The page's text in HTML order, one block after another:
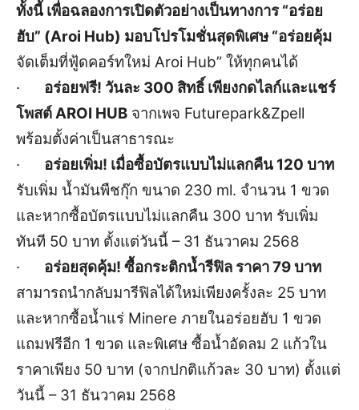
ทั้งนี้ เพื่อฉลองการเปิดตัวอย่างเป็นทางการ “อร่อย
ฮับ” (Aroi Hub) มอบโปรโมชั่นสุดพิเศษ “อร่อยคุ้ม
จัดเต็มที่ฟู้ดคอร์ทใหม่ Aroi Hub” ให้ทุกคนได้
· อร่อยฟรี! วันละ 300 สิทธิ์ เพียงกดไลก์และแชร์
โพสต์ AROI HUB จากเพจ Futurepark&Zpell
พร้อมตั้งค่าเป็นสาธารณะ
· อร่อยเพิ่ม! เมื่อซื้อบัตรแบบไม่แลกคืน 120 บาท
รับเพิ่ม น้ำมันพืชกุ๊ก ขนาด 230 ml. จำนวน 1 ขวด
และหากซื้อบัตรแบบไม่แลกคืน 300 บาท รับเพิ่ม
ทันที 50 บาท ตั้งแต่วันนี้ – 31 ธันวาคม 2568
· อร่อยสุดคุ้ม! ซื้อกระติกน้ำรีฟิล ราคา 79 บาท
สามารถนำกลับมารีฟิลได้ใหม่เพียงครั้งละ 25 บาท
และหากซื้อน้ำแร่ Minere ภายในอร่อยฮับ 1 ขวด
แถมฟรีอีก 1 ขวด และพิเศษ ซื้อน้ำอัดลม 2 แก้วใน
ราคาเพียง 50 บาท (จากปกติแก้วละ 30 บาท) ตั้งแต่
วันนี้ – 31 ธันวาคม 2568